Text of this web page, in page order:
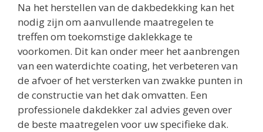
Na het herstellen van de dakbedekking kan het
nodig zijn om aanvullende maatregelen te
treffen om toekomstige daklekkage te
voorkomen. Dit kan onder meer het aanbrengen
van een waterdichte coating, het verbeteren van
de afvoer of het versterken van zwakke punten in
de constructie van het dak omvatten. Een
professionele dakdekker zal advies geven over
de beste maatregelen voor uw specifieke dak.